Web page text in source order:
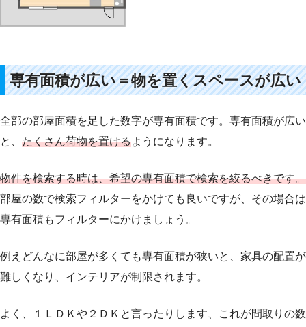
専有面積が広い＝物を置くスペースが広い
全部の部屋面積を足した数字が専有面積です。専有面積が広い
と、 たくさん荷物を置けるようになります。
物件を検索する時は、希望の専有面積で検索を絞るべきです。
部屋の数で検索フィルターをかけても良いですが、その場合は
専有面積もフィルターにかけましょう。
例えどんなに部屋が多くても専有面積が狭いと、家具の配置が
難しくなり、インテリアが制限されます。
よく、１ＬＤＫや２ＤＫと言ったりします、これが間取りの数